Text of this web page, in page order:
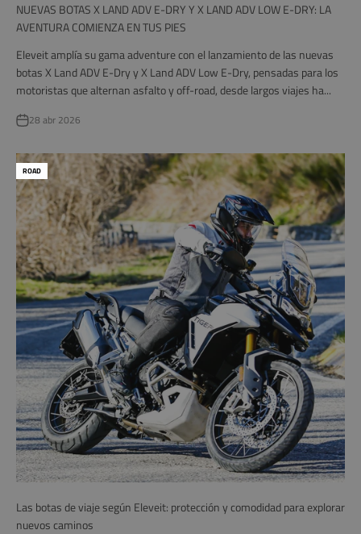
NUEVAS BOTAS X LAND ADV E-DRY Y X LAND ADV LOW E-DRY: LA
AVENTURA COMIENZA EN TUS PIES
Eleveit amplía su gama adventure con el lanzamiento de las nuevas
botas X Land ADV E-Dry y X Land ADV Low E-Dry, pensadas para los
motoristas que alternan asfalto y off-road, desde largos viajes ha...
28 abr 2026
ROAD
Las botas de viaje según Eleveit: protección y comodidad para explorar
nuevos caminos